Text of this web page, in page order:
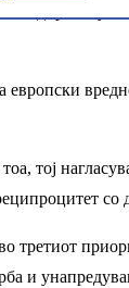
задира во
тој
со
третиот
и